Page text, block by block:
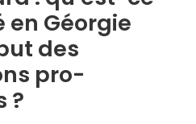
en Géorgie
des
pro-
?